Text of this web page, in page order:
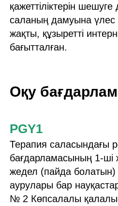
қажеттіліктерін
саланың дамуына үлес
жақты, құзыретті
бағытталған.
Оқу
PGY1
Терапия саласындағы
бағдарламасының 1-ші
жедел (пайда
аурулары бар
№ 2 Көпсалалы